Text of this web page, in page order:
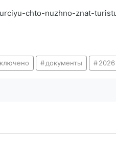
chto-nuzhno-znat-
документы 2026